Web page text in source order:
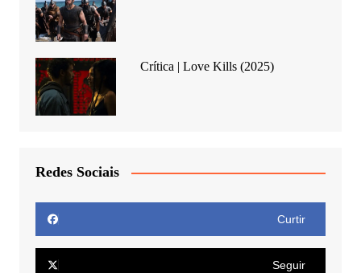
Crítica | Love Kills (2025)
Redes Sociais
Curtir
Seguir